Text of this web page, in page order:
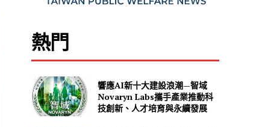
熱門
響應AI新十大建設浪潮—智域
Novaryn Labs攜手產業推動科
技創新、人才培育與永續發展